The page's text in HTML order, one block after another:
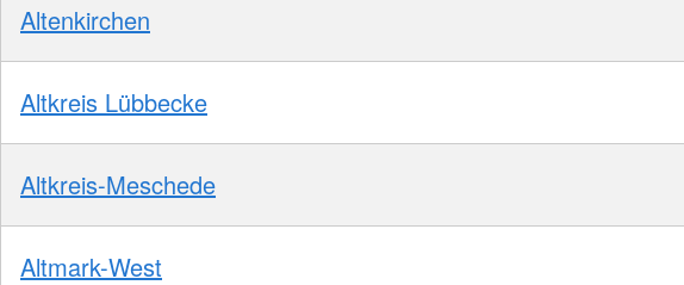
Altenkirchen
Altkreis Lübbecke
Altkreis-Meschede
Altmark-West